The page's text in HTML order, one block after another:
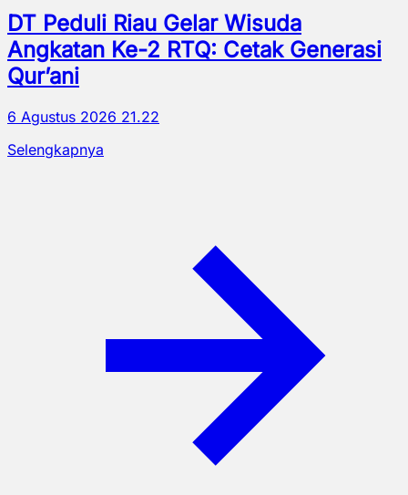
DT Peduli Riau Gelar Wisuda
Angkatan Ke-2 RTQ: Cetak Generasi
Qur’ani
6 Agustus 2026 21.22
Selengkapnya